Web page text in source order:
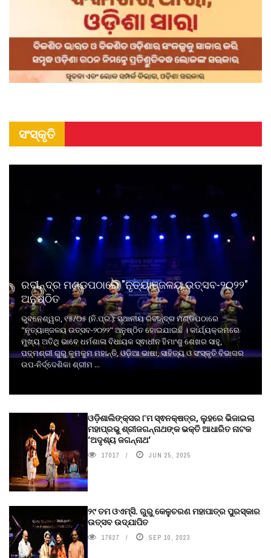
ସଂସ୍କୃତି
ରବୀନ୍ଦ୍ର ମଣ୍ଡପଠାରେ "ନୃତ୍ୟାଞ୍ଜଳୟ ଉତ୍ସବ-୨୦୨୨"
ଅନୁଷ୍ଠିତ
ଭୁବନେଶ୍ୱର, ୧୫/୦୫ (ନି.ପ୍ର.): ସ୍ଥାନୀୟ ରବୀନ୍ଦ୍ର ମଣ୍ଡପଠାରେ
"ନୃତ୍ୟାଞ୍ଜଳୟ ଉତ୍ସବ-୨୦୨୨" ଅନୁଷ୍ଠିତ ହୋଇଯାଇଛି । କାର୍ଯ୍ୟକ୍ରମରେ
ମୁଖ୍ୟ ଅତିଥି ଭାବେ ଧର୍ମଶାଳା ବିଧାୟକ ସ୍ଵାଧୀନ ହିମାଂଶୁ ଶେଖର ସାହୁ,
ପଦ୍ମଶ୍ରୀ ଗୁରୁ କୁମକୁମ ମହାନ୍ତି, ଓଡ଼ିଆ ଭାଷା, ସାହିତ୍ୟ ଓ ସଂସ୍କୃତି ବିଭାଗର
ଉପ-ନିର୍ଦ୍ଦେଶିକା ଶ୍ରୀମ ...
ଓଡ଼ିଶାଲିଙ୍କ୍ସର ୮ମ ସ୍ଵନକ୍ଷତ୍ର, ଲୁହରେ ଭିଜାଇଲା
ମହାପ୍ରଭୁ ଶ୍ରୀଜଗନ୍ନାଥଙ୍କ ଭକ୍ତି ଆଧାରିତ ନାଟକ
‘ଅଦୃଶ୍ୟ ଜଗନ୍ନାଥ‘
17017 JUN 25, 2025
୨୯ ତମ ଓଏମ୍‌ସି. ଗୁରୁ କେଳୁଚରଣ ମହାପାତ୍ର ପୁରସ୍କାର
ଉତ୍ସବ ଉଦ୍‍ଯାପିତ
17627 SEP 10, 2023